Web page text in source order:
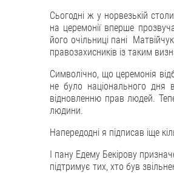
Сьогодні ж у норвезькій
на церемонії вперше
його очільниці пані
правозахисників із таким
Символічно, що церемонія
не було національного дня
відновленню прав людей.
людини.
Напередодні я підписав іще
І пану Едему Бекірову
підтримує тих, хто був